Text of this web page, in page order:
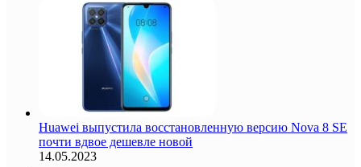
Huawei выпустила восстановленную версию Nova 8 SE
почти вдвое дешевле новой
14.05.2023